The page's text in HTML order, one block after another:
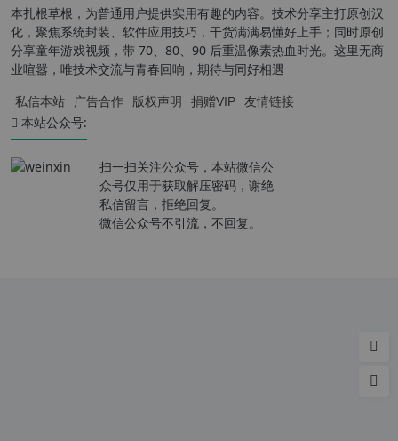
本扎根草根，为普通用户提供实用有趣的内容。技术分享主打原创汉
化，聚焦系统封装、软件应用技巧，干货满满易懂好上手；同时原创
分享童年游戏视频，带 70、80、90 后重温像素热血时光。这里无商
业喧嚣，唯技术交流与青春回响，期待与同好相遇
私信本站 广告合作 版权声明 捐赠VIP 友情链接
本站公众号:
扫一扫关注公众号，本站微信公
众号仅用于获取解压密码，谢绝
私信留言，拒绝回复。
微信公众号不引流，不回复。